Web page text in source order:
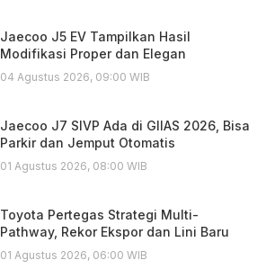
Jaecoo J5 EV Tampilkan Hasil
Modifikasi Proper dan Elegan
04 Agustus 2026, 09:00 WIB
Jaecoo J7 SIVP Ada di GIIAS 2026, Bisa
Parkir dan Jemput Otomatis
01 Agustus 2026, 08:00 WIB
Toyota Pertegas Strategi Multi-
Pathway, Rekor Ekspor dan Lini Baru
01 Agustus 2026, 06:00 WIB